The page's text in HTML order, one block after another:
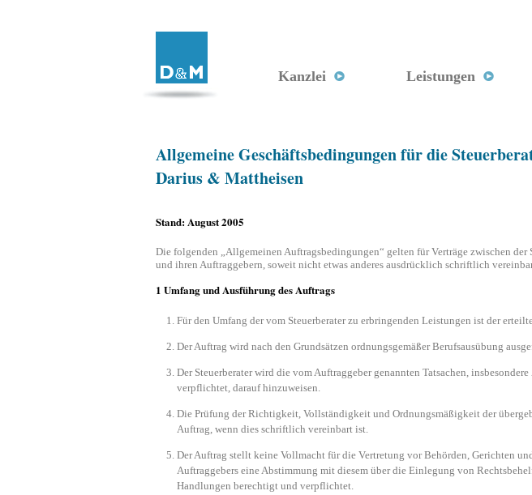
Kanzlei Leistungen
Allgemeine Geschäftsbedingungen für die
Darius & Mattheisen
Stand: August 2005
Die folgenden „Allgemeinen Auftragsbedingungen“ gelten für Verträge zwischen
und ihren Auftraggebern, soweit nicht etwas anderes ausdrücklich schriftlich
1 Umfang und Ausführung des Auftrags
Für den Umfang der vom Steuerberater zu erbringenden Leistungen ist der
Der Auftrag wird nach den Grundsätzen ordnungsgemäßer Berufsausübung
Der Steuerberater wird die vom Auftraggeber genannten Tatsachen,
verpflichtet, darauf hinzuweisen.
Die Prüfung der Richtigkeit, Vollständigkeit und Ordnungsmäßigkeit der
Auftrag, wenn dies schriftlich vereinbart ist.
Der Auftrag stellt keine Vollmacht für die Vertretung vor Behörden, Gerichten
Auftraggebers eine Abstimmung mit diesem über die Einlegung von
Handlungen berechtigt und verpflichtet.